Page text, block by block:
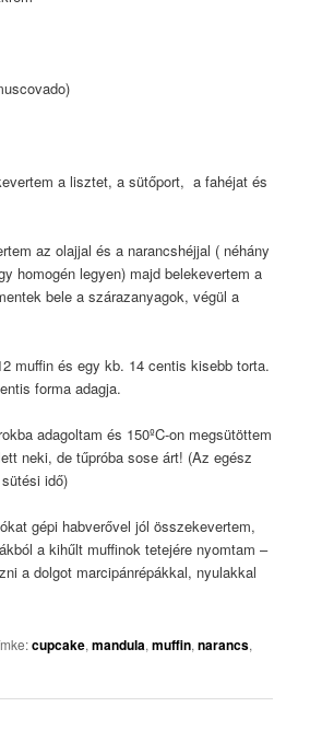
a lisztet, a sütőport, a fahéjat és
az olajjal és a narancshéjjal ( néhány
homogén legyen) majd belekevertem a
bele a szárazanyagok, végül a
muffin és egy kb. 14 centis kisebb torta.
forma adagja.
adagoltam és 150ºC-on megsütöttem
neki, de tűpróba sose árt! (Az egész
idő)
gépi habverővel jól összekevertem,
a kihűlt muffinok tetejére nyomtam –
a dolgot marcipánrépákkal, nyulakkal
cupcake,mandula,muffin,narancs,